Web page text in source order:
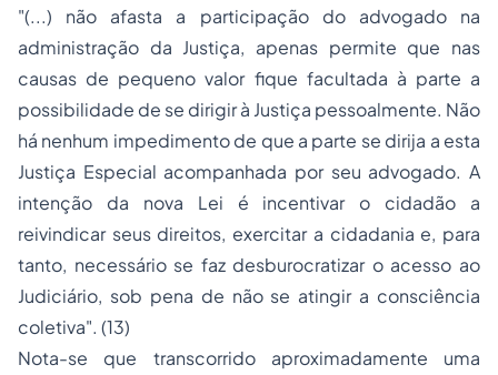
"(...) não afasta a participação do advogado na
administração da Justiça, apenas permite que nas
causas de pequeno valor fique facultada à parte a
possibilidade de se dirigir à Justiça pessoalmente. Não
há nenhum impedimento de que a parte se dirija a esta
Justiça Especial acompanhada por seu advogado. A
intenção da nova Lei é incentivar o cidadão a
reivindicar seus direitos, exercitar a cidadania e, para
tanto, necessário se faz desburocratizar o acesso ao
Judiciário, sob pena de não se atingir a consciência
coletiva". (13)
Nota-se que transcorrido aproximadamente uma